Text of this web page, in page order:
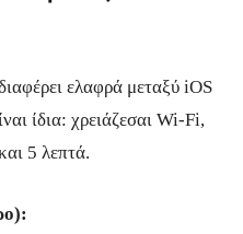
ελαφρά μεταξύ iOS
ίδια: χρειάζεσαι Wi-Fi,
5 λεπτά.